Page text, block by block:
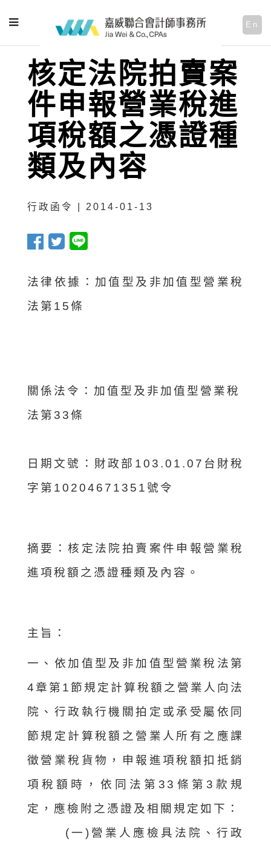
En
核定法院拍賣案
件申報營業稅進
項稅額之憑證種
類及內容
行政函令 | 2014-01-13
法律依據：加值型及非加值型營業稅
法第15條
關係法令： 加值型及非加值型營業稅
法第33條
日期文號： 財政部103.01.07台財稅
字第10204671351號令
摘要：核定法院拍賣案件申報營業稅
進項稅額之憑證種類及內容。
主旨：
一、依加值型及非加值型營業稅法第
4章第1節規定計算稅額之營業人向法
院、行政執行機關拍定或承受屬依同
節規定計算稅額之營業人所有之應課
徵營業稅貨物，申報進項稅額扣抵銷
項稅額時，依同法第33條第3款規
定，應檢附之憑證及相關規定如下：
(一)營業人應檢具法院、行政